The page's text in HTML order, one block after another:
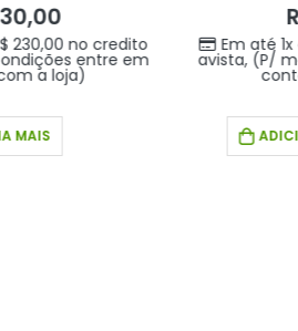
Em até 1x deR$ 389,00no credito
avista, (P/ mais condições entre em
contato com a loja)
ADICIONAR AO CARRINHO